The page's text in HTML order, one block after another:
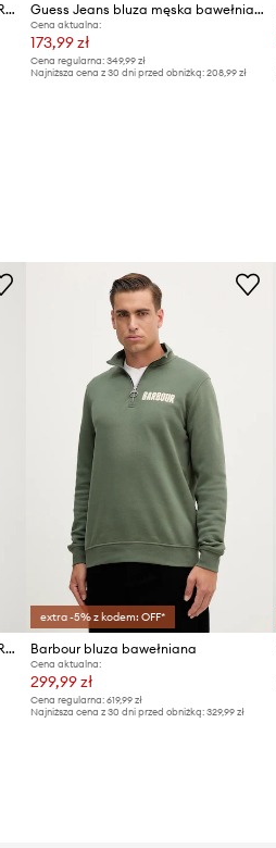
Barbour bluza męska bawełniana Ravensworth Guess Jeans bluza męska bawełniana
Cena aktualna:
173,99 zł
Cena regularna: 349,99 zł
Najniższa cena z 30 dni przed obniżką: 208,99 zł
Barbour bluza męska bawełniana Ravensworth
extra -5% z kodem: OFF*
Barbour bluza bawełniana
Cena aktualna:
299,99 zł
Cena regularna: 619,99 zł
Najniższa cena z 30 dni przed obniżką: 329,99 zł